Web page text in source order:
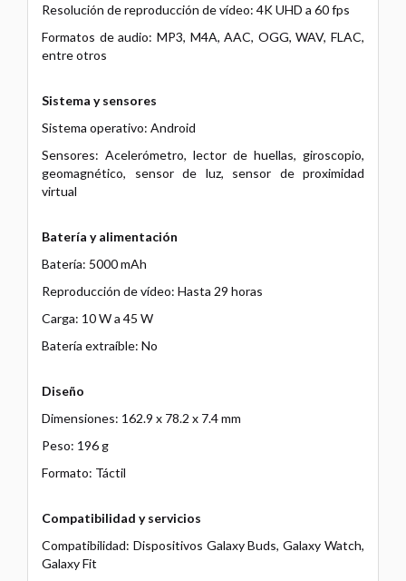
Resolución de reproducción de vídeo: 4K UHD a 60 fps
Formatos de audio: MP3, M4A, AAC, OGG, WAV, FLAC,
entre otros
Sistema y sensores
Sistema operativo: Android
Sensores: Acelerómetro, lector de huellas, giroscopio,
geomagnético, sensor de luz, sensor de proximidad
virtual
Batería y alimentación
Batería: 5000 mAh
Reproducción de vídeo: Hasta 29 horas
Carga: 10 W a 45 W
Batería extraíble: No
Diseño
Dimensiones: 162.9 x 78.2 x 7.4 mm
Peso: 196 g
Formato: Táctil
Compatibilidad y servicios
Compatibilidad: Dispositivos Galaxy Buds, Galaxy Watch,
Galaxy Fit